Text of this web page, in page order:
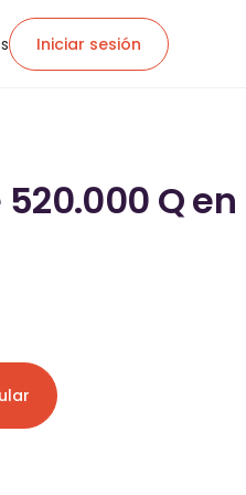
Iniciar sesión
Q en